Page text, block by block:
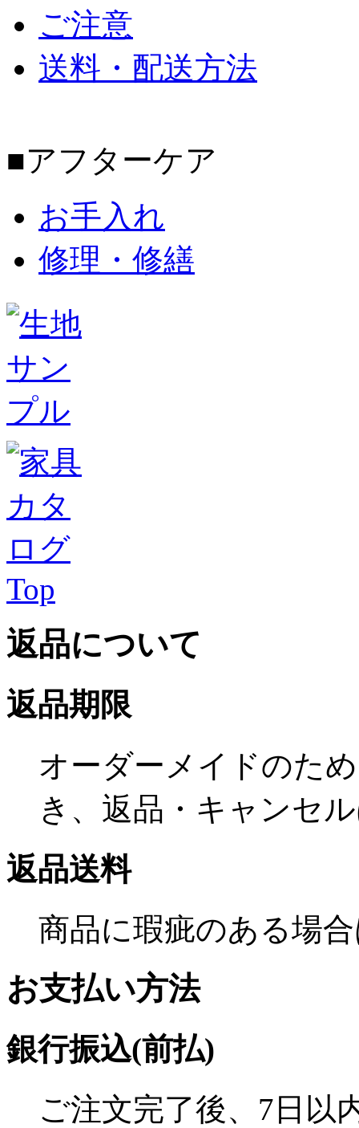
ご注意
送料・配送方法
■アフターケア
お手入れ
修理・修繕
Top
返品について
返品期限
オーダーメイドのた
き、返品・キャンセ
返品送料
商品に瑕疵のある場
お支払い方法
銀行振込(前払)
ご注文完了後、7日以